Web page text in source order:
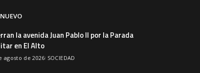
la avenida Juan Pablo II por la Parada
en El Alto
agosto de 2026 SOCIEDAD